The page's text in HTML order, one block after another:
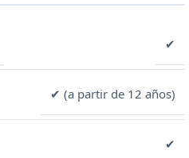
✔
✔ (a partir de 12 años)
✔